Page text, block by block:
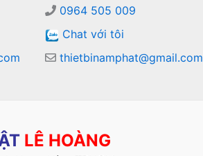
0964 505 009
Chat với tôi
thietbinamphat@gmail.com
LÊ HOÀNG